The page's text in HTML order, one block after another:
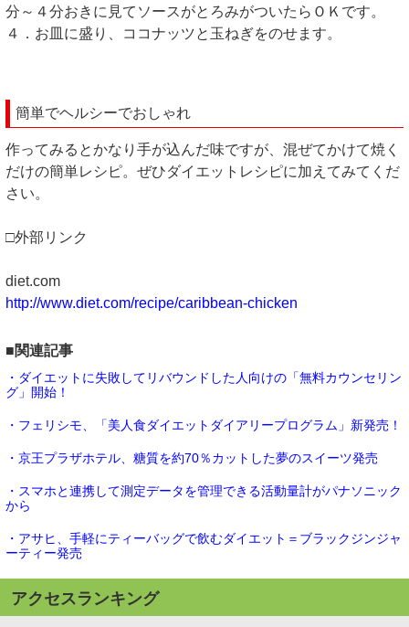
分～４分おきに見てソースがとろみがついたらＯＫです。
４．お皿に盛り、ココナッツと玉ねぎをのせます。
簡単でヘルシーでおしゃれ
作ってみるとかなり手が込んだ味ですが、混ぜてかけて焼く
だけの簡単レシピ。ぜひダイエットレシピに加えてみてくだ
さい。
□外部リンク
diet.com
http://www.diet.com/recipe/caribbean-chicken
■関連記事
・ダイエットに失敗してリバウンドした人向けの「無料カウンセリン
グ」開始！
・フェリシモ、「美人食ダイエットダイアリープログラム」新発売！
・京王プラザホテル、糖質を約70％カットした夢のスイーツ発売
・スマホと連携して測定データを管理できる活動量計がパナソニック
から
・アサヒ、手軽にティーバッグで飲むダイエット＝ブラックジンジャ
ーティー発売
アクセスランキング